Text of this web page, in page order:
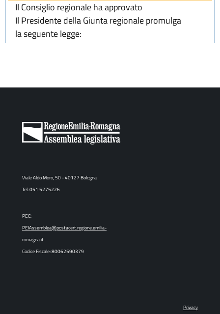
Il Consiglio regionale ha approvato
Il Presidente della Giunta regionale promulga
la seguente legge:
Viale Aldo Moro, 50 - 40127 Bologna
Tel. 051 5275226
PEC:
PEIAssemblea@postacert.regione.emilia-
romagna.it
Codice Fiscale: 80062590379
Privacy